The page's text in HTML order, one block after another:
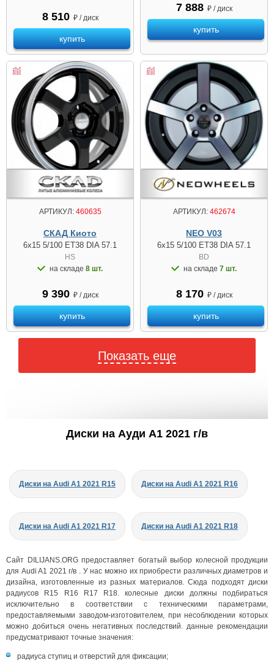
8 510 ₽ / диск
купить
7 888 ₽ / диск
купить
АРТИКУЛ:460635
СКАД Киото
6x15 5/100 ET38 DIA 57.1
HS
на складе 8 шт.
9 390 ₽ / диск
купить
АРТИКУЛ:462674
NEO V03
6x15 5/100 ET38 DIA 57.1
BD
на складе 7 шт.
8 170 ₽ / диск
купить
Показать еще
Диски на Ауди A1 2021 г/в
Диски на Audi A1 2021 R15 Диски на Audi A1 2021 R16
Диски на Audi A1 2021 R17 Диски на Audi A1 2021 R18
Сайт DILIJANS.ORG предоставляет богатый выбор колесной продукции
для Audi A1 2021 г/в . У нас можно их приобрести различных диаметров и
дизайна, изготовленные из разных материалов. Сюда подходят диски
радиусов R15 R16 R17 R18. колесные диски должны подбираться
исключительно в соответствии с техническими параметрами,
предоставляемыми заводом-изготовителем, при несоблюдении которых
можно добиться очень негативных последствий. данные рекомендации
предусматривают точные значения:
радиуса ступиц и отверстий для фиксации;